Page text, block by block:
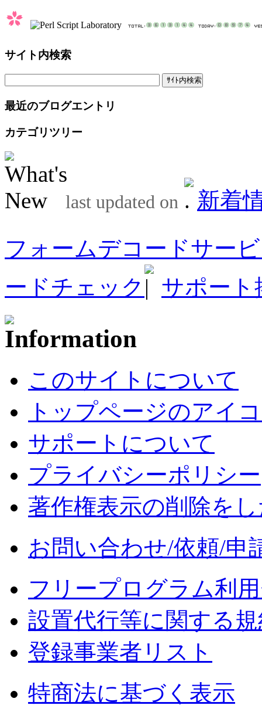
サイト内検索
最近のブログエントリ
カテゴリツリー
last updated on
新着
フォームデコードサー
ードチェック
サポート
このサイトについて
トップページのアイ
サポートについて
プライバシーポリシー
著作権表示の削除を
お問い合わせ/依頼/申
フリープログラム利
設置代行等に関する
登録事業者リスト
特商法に基づく表示